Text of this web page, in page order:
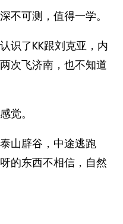
不可测，值得一学。
识了KK跟刘克亚，内
次飞济南，也不知道
觉。
山辟谷，中途逃跑
的东西不相信，自然